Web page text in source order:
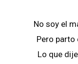
No soy el
Pero parto
Lo que